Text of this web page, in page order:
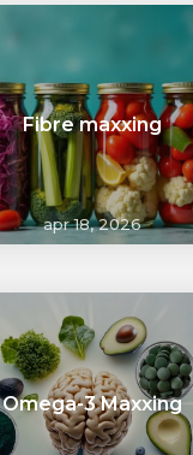
Fibre maxxing
apr 18, 2026
Omega-3 Maxxing